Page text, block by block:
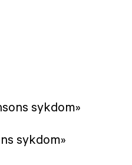
sykdom»
sykdom»